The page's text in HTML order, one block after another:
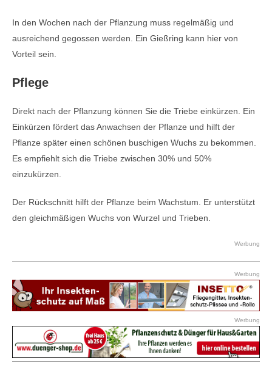
In den Wochen nach der Pflanzung muss regelmäßig und
ausreichend gegossen werden. Ein Gießring kann hier von
Vorteil sein.
Pflege
Direkt nach der Pflanzung können Sie die Triebe einkürzen. Ein
Einkürzen fördert das Anwachsen der Pflanze und hilft der
Pflanze später einen schönen buschigen Wuchs zu bekommen.
Es empfiehlt sich die Triebe zwischen 30% und 50%
einzukürzen.
Der Rückschnitt hilft der Pflanze beim Wachstum. Er unterstützt
den gleichmäßigen Wuchs von Wurzel und Trieben.
Werbung
Werbung
Werbung